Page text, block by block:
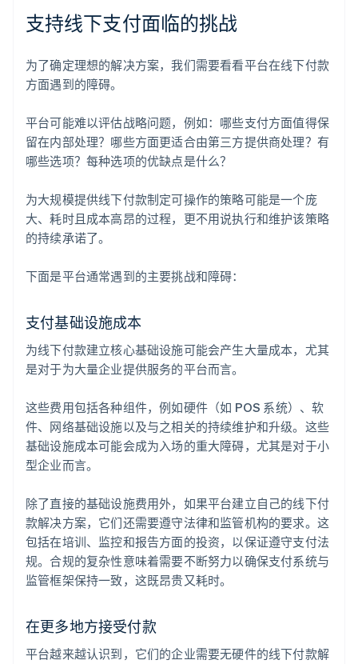
支持线下支付面临的挑战
为了确定理想的解决方案，我们需要看看平台在线下付款
方面遇到的障碍。
平台可能难以评估战略问题，例如：哪些支付方面值得保
留在内部处理？哪些方面更适合由第三方提供商处理？有
哪些选项？每种选项的优缺点是什么？
为大规模提供线下付款制定可操作的策略可能是一个庞
大、耗时且成本高昂的过程，更不用说执行和维护该策略
的持续承诺了。
下面是平台通常遇到的主要挑战和障碍：
支付基础设施成本
为线下付款建立核心基础设施可能会产生大量成本，尤其
是对于为大量企业提供服务的平台而言。
这些费用包括各种组件，例如硬件（如 POS 系统）、软
件、网络基础设施以及与之相关的持续维护和升级。这些
基础设施成本可能会成为入场的重大障碍，尤其是对于小
型企业而言。
除了直接的基础设施费用外，如果平台建立自己的线下付
款解决方案，它们还需要遵守法律和监管机构的要求。这
包括在培训、监控和报告方面的投资，以保证遵守支付法
规。合规的复杂性意味着需要不断努力以确保支付系统与
监管框架保持一致，这既昂贵又耗时。
在更多地方接受付款
平台越来越认识到，它们的企业需要无硬件的线下付款解